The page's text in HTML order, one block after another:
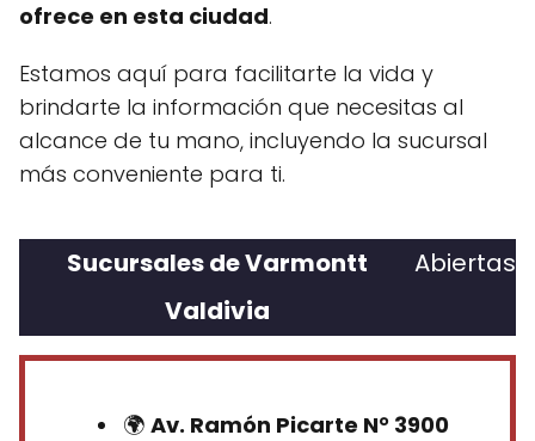
ofrece en esta ciudad.
Estamos aquí para facilitarte la vida y
brindarte la información que necesitas al
alcance de tu mano, incluyendo la sucursal
más conveniente para ti.
Sucursales de Varmontt
Valdivia
Abiertas
🌍 Av. Ramón Picarte N° 3900